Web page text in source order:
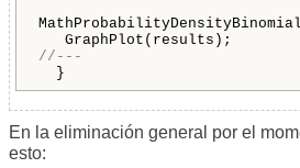
GraphPlot(results);
//---
}
En la eliminación general por el
esto: